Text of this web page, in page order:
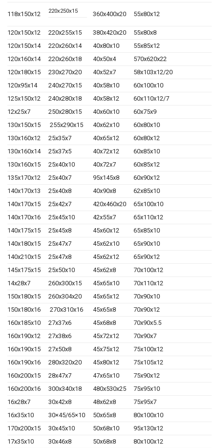
118x150x12 220x250x15 360x400x20 55x80x12
120x150x12 220x255x15 380x420x20
55x80x8
120x150x14
220x260x14 40x80x10
55x85x12
120x160x14
220x260x18 40x50x4
570x620x22
120x180x15
230x270x20 40x52x7
58x103x12/20
120x95x14
240x270x15 40x58x10
60x100x10
125x150x12
240x280x18 40x58x12
60x110x12/7
12x25x7
250x280x15 40x60x10
60x75x9
130x150x15
255x290x15 40x62x10
60x80x10
130x160x12
25x35x7 40x65x12
60x80x12
130x160x14
25x37x5 40x72x12
60x85x10
130x160x15
25x40x10 40x72x7
60x85x12
135x170x12
25x40x7 95x145x8
60x90x12
140x170x13
25x40x8 40x90x8
62x85x10
140x170x15
25x42x7 420x460x20
65x100x10
140x170x16
25x45x10 42x55x7
65x110x12
140x175x15
25x45x8 45x60x12
65x85x10
140x180x15
25x47x7 45x62x10
65x90x10
140x210x15
25x47x8 45x62x12
65x90x12
145x175x15
25x50x10 45x62x8
70x100x12
14x28x7
260x300x15 45x65x10
70x110x12
150x180x15
260x304x20 45x65x12
70x90x10
150x180x16
270x310x16 45x65x8
70x90x12
160x185x10
27x37x6 45x68x8
70x90x5.5
160x190x12
27x38x6 45x72x12
70x90x7
160x190x15
27x50x8 45x75x12
75x100x12
160x190x16
280x320x20 45x80x12
75x105x12
160x200x15
28x47x7 47x65x10
75x90x12
160x200x16
300x340x18 480x530x25
75x95x10
16x28x7
30x42x8 48x62x8
75x95x7
16x35x10
30×45/65×10 50x65x8
80x100x10
170x200x15
30x45x10 50x68x10
95x130x12
17x35x10
30x46x8 50x68x8
80x100x12